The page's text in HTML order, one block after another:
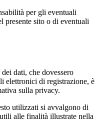
per gli eventuali
presente sito o di eventuali
dati, che dovessero
elettronici di registrazione, è
sulla privacy.
utilizzati si avvalgono di
alle finalità illustrate nella